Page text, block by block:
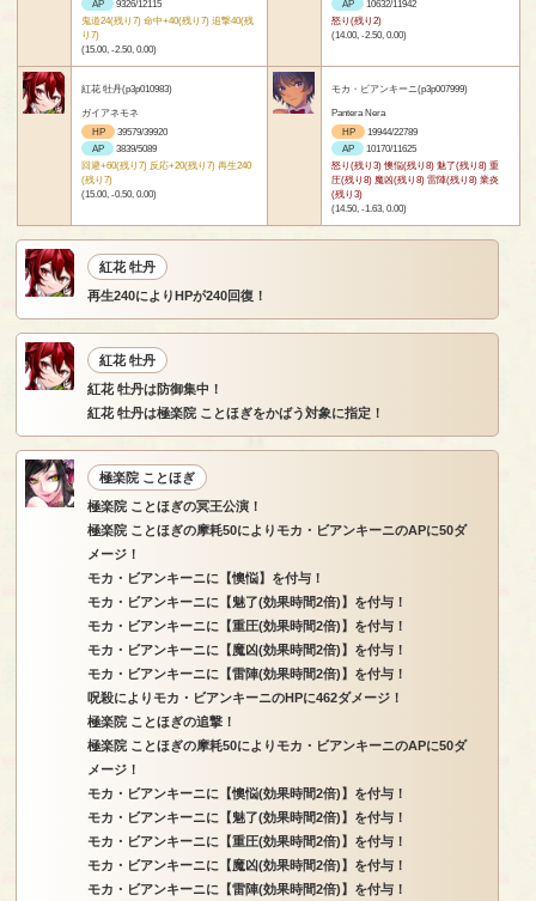
AP
9326/12115
鬼道24(残り7) 命中+40(残り7) 追撃40(残
り7)
(15.00, -2.50, 0.00)
AP
10632/11942
怒り(残り2)
(14.00, -2.50, 0.00)
紅花 牡丹(p3p010983)
ガイアネモネ
HP
39579/39920
AP
3839/5089
回避+60(残り7) 反応+20(残り7) 再生240
(残り7)
(15.00, -0.50, 0.00)
モカ・ビアンキーニ(p3p007999)
Pantera Nera
HP
19944/22789
AP
10170/11625
怒り(残り3) 懊悩(残り8) 魅了(残り8) 重
圧(残り8) 魔凶(残り8) 雷陣(残り8) 業炎
(残り3)
(14.50, -1.63, 0.00)
紅花 牡丹
再生240によりHPが240回復！
紅花 牡丹
紅花 牡丹は防御集中！
紅花 牡丹は極楽院 ことほぎをかばう対象に指定！
極楽院 ことほぎ
極楽院 ことほぎの冥王公演！
極楽院 ことほぎの摩耗50によりモカ・ビアンキーニのAPに50ダ
メージ！
モカ・ビアンキーニに【懊悩】を付与！
モカ・ビアンキーニに【魅了(効果時間2倍)】を付与！
モカ・ビアンキーニに【重圧(効果時間2倍)】を付与！
モカ・ビアンキーニに【魔凶(効果時間2倍)】を付与！
モカ・ビアンキーニに【雷陣(効果時間2倍)】を付与！
呪殺によりモカ・ビアンキーニのHPに462ダメージ！
極楽院 ことほぎの追撃！
極楽院 ことほぎの摩耗50によりモカ・ビアンキーニのAPに50ダ
メージ！
モカ・ビアンキーニに【懊悩(効果時間2倍)】を付与！
モカ・ビアンキーニに【魅了(効果時間2倍)】を付与！
モカ・ビアンキーニに【重圧(効果時間2倍)】を付与！
モカ・ビアンキーニに【魔凶(効果時間2倍)】を付与！
モカ・ビアンキーニに【雷陣(効果時間2倍)】を付与！